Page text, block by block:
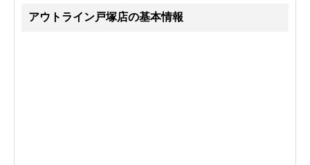
アウトライン戸塚店の基本情報